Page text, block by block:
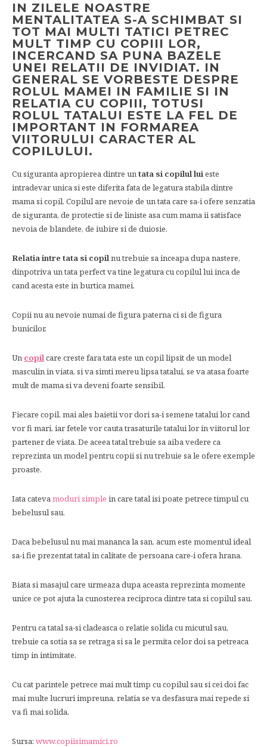
IN ZILELE NOASTRE
MENTALITATEA S-A SCHIMBAT SI
TOT MAI MULTI TATICI PETREC
MULT TIMP CU COPIII LOR,
INCERCAND SA PUNA BAZELE
UNEI RELATII DE INVIDIAT. IN
GENERAL SE VORBESTE DESPRE
ROLUL MAMEI IN FAMILIE SI IN
RELATIA CU COPIII, TOTUSI
ROLUL TATALUI ESTE LA FEL DE
IMPORTANT IN FORMAREA
VIITORULUI CARACTER AL
COPILULUI.
Cu siguranta apropierea dintre untata si copilul luieste
intradevar unica si este diferita fata de legatura stabila dintre
mama si copil. Copilul are nevoie de un tata care sa-i ofere senzatia
de siguranta, de protectie si de liniste asa cum mama ii satisface
nevoia de blandete, de iubire si de duiosie.
Relatia intre tata si copilnu trebuie sa inceapa dupa nastere,
dinpotriva un tata perfect va tine legatura cu copilul lui inca de
cand acesta este in burtica mamei.
Copii nu au nevoie numai de figura paterna ci si de figura
bunicilor.
Un copilcare creste fara tata este un copil lipsit de un model
masculin in viata, si va simti mereu lipsa tatalui, se va atasa foarte
mult de mama si va deveni foarte sensibil.
Fiecare copil, mai ales baietii vor dori sa-i semene tatalui lor cand
vor fi mari, iar fetele vor cauta trasaturile tatalui lor in viitorul lor
partener de viata. De aceea tatal trebuie sa aiba vedere ca
reprezinta un model pentru copii si nu trebuie sa le ofere exemple
proaste.
Iata catevamoduri simple in care tatal isi poate petrece timpul cu
bebelusul sau.
Daca bebelusul nu mai mananca la san, acum este momentul ideal
sa-i fie prezentat tatal in calitate de persoana care-i ofera hrana.
Biata si masajul care urmeaza dupa aceasta reprezinta momente
unice ce pot ajuta la cunosterea reciproca dintre tata si copilul sau.
Pentru ca tatal sa-si cladeasca o relatie solida cu micutul sau,
trebuie ca sotia sa se retraga si sa le permita celor doi sa petreaca
timp in intimitate.
Cu cat parintele petrece mai mult timp cu copilul sau si cei doi fac
mai multe lucruri impreuna, relatia se va desfasura mai repede si
va fi mai solida.
Sursa: www.copiisimamici.ro